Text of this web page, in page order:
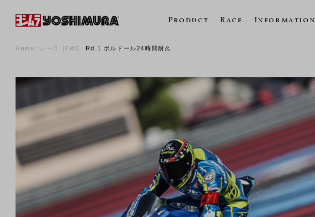
Product Race Information
Home レース EWC Rd.1 ボルドール24時間耐久